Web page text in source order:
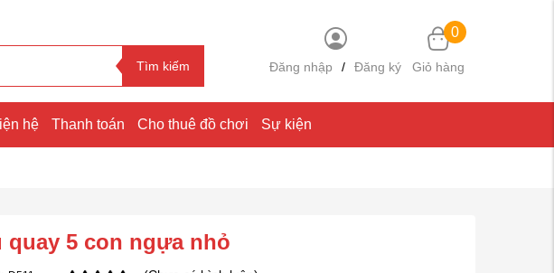
Tìm kiếm Đăng nhập / Đăng ký
0
Giỏ hàng
hệ Thanh toán Cho thuê đồ chơi Sự kiện
quay 5 con ngựa nhỏ